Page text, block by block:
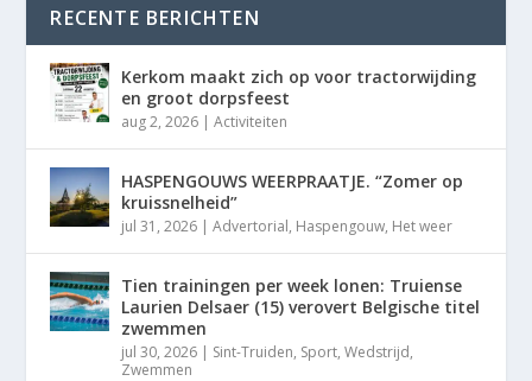
RECENTE BERICHTEN
Kerkom maakt zich op voor tractorwijding
en groot dorpsfeest
aug 2, 2026 |Activiteiten
HASPENGOUWS WEERPRAATJE. “Zomer op
kruissnelheid”
jul 31, 2026 |Advertorial, Haspengouw, Het weer
Tien trainingen per week lonen: Truiense
Laurien Delsaer (15) verovert Belgische titel
zwemmen
jul 30, 2026 | Sint-Truiden, Sport,Wedstrijd,
Zwemmen